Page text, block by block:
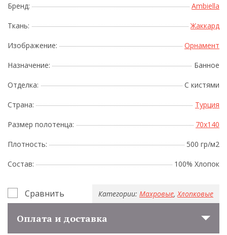
Бренд: Ambiella
Ткань: Жаккард
Изображение: Орнамент
Назначение: Банное
Отделка: С кистями
Страна: Турция
Размер полотенца: 70x140
Плотность: 500 гр/м2
Состав: 100% Хлопок
Сравнить Категории: Махровые, Хлопковые
Оплата и доставка